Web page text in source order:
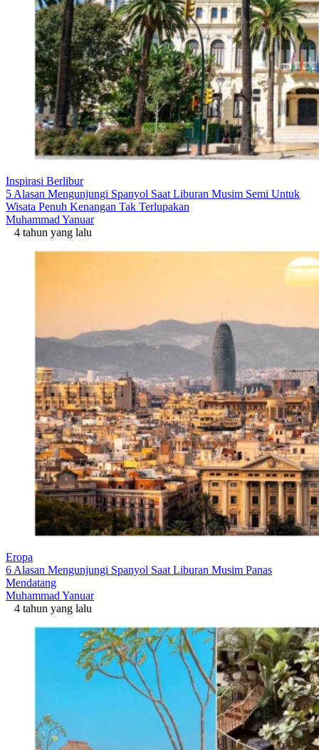
Inspirasi Berlibur
5 Alasan Mengunjungi Spanyol Saat Liburan Musim Semi Untuk
Wisata Penuh Kenangan Tak Terlupakan
Muhammad Yanuar
4 tahun yang lalu
Eropa
6 Alasan Mengunjungi Spanyol Saat Liburan Musim Panas
Mendatang
Muhammad Yanuar
4 tahun yang lalu